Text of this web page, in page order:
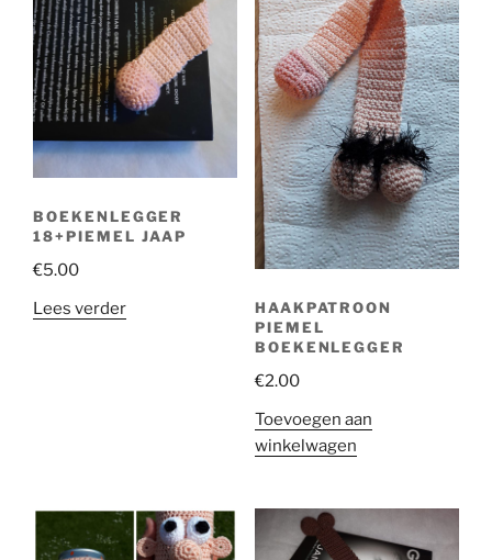
BOEKENLEGGER
18+PIEMEL JAAP
€5.00
Lees verder
HAAKPATROON
PIEMEL
BOEKENLEGGER
€2.00
Toevoegen aan
winkelwagen